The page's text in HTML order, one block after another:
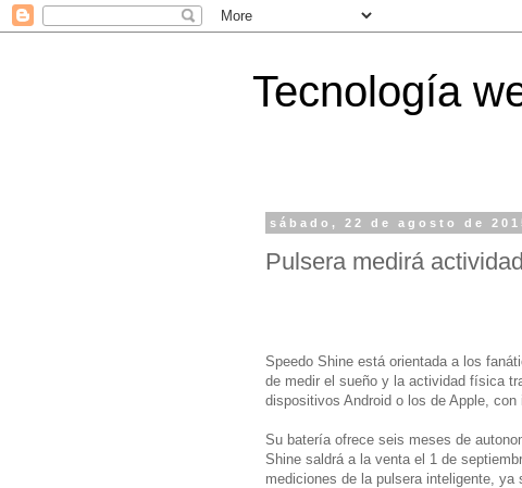
Tecnología
sábado, 22 de agosto de
Pulsera medirá
Speedo Shine está orientada a los
de medir el sueño y la actividad física
dispositivos Android o los de Apple, con
Su batería ofrece seis meses de
Shine saldrá a la venta el 1 de
mediciones de la pulsera inteligente,